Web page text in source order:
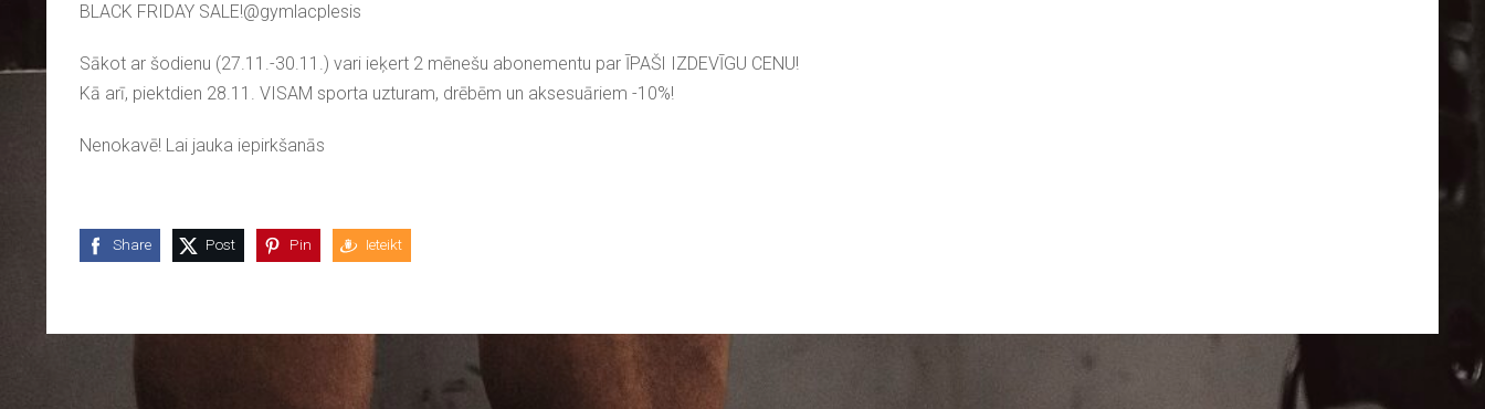
BLACK FRIDAY SALE!@gymlacplesis
Sākot ar šodienu (27.11.-30.11.) vari ieķert 2 mēnešu abonementu par ĪPAŠI IZDEVĪGU CENU!
Kā arī, piektdien 28.11. VISAM sporta uzturam, drēbēm un aksesuāriem -10%!
Nenokavē! Lai jauka iepirkšanās
Share Post Pin Ieteikt